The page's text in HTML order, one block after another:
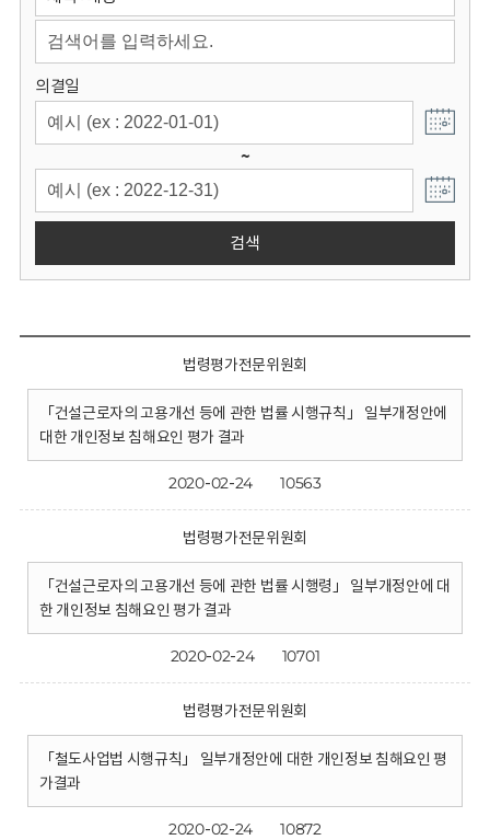
회
의결일
~
검색
법령평가전문위원회
「건설근로자의 고용개선 등에 관한 법률 시행규칙」 일부개정안에
대한 개인정보 침해요인 평가 결과
2020-02-24 10563
법령평가전문위원회
「건설근로자의 고용개선 등에 관한 법률 시행령」 일부개정안에 대
한 개인정보 침해요인 평가 결과
2020-02-24 10701
법령평가전문위원회
「철도사업법 시행규칙」 일부개정안에 대한 개인정보 침해요인 평
가결과
2020-02-24 10872